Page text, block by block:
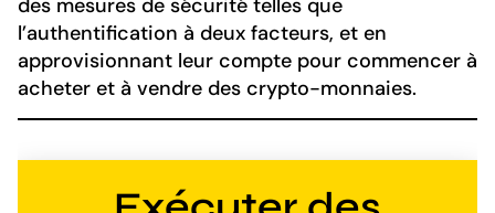
l’authentification à deux facteurs, et en
approvisionnant leur compte pour commencer à
acheter et à vendre des crypto-monnaies.